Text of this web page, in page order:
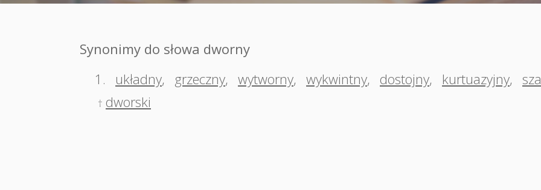
Synonimy do słowa dworny
1.
układny, grzeczny, wytworny, wykwintny, dostojny, kurtuazyjny,
† dworski